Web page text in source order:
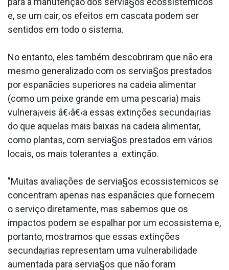
e, se um cair, os efeitos em cascata podem ser
sentidos em todo o sistema.
No entanto, eles também descobriram que não era
mesmo generalizado com os servia§os prestados
por espanãcies superiores na cadeia alimentar
(como um peixe grande em uma pescaria) mais
vulnera¡veis â€‹â€‹a essas extinções secunda¡rias
do que aquelas mais baixas na cadeia alimentar,
como plantas, com servia§os prestados em vários
locais, os mais tolerantes a extinção.
"Muitas avaliações de servia§os ecossistemicos se
concentram apenas nas espanãcies que fornecem
o serviço diretamente, mas sabemos que os
impactos podem se espalhar por um ecossistema e,
portanto, mostramos que essas extinções
secunda¡rias representam uma vulnerabilidade
aumentada para servia§os que não foram